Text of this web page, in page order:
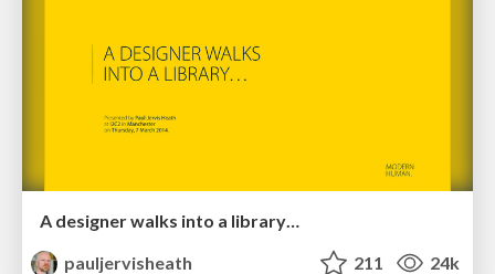
A designer walks into a library…
pauljervisheath
211 24k